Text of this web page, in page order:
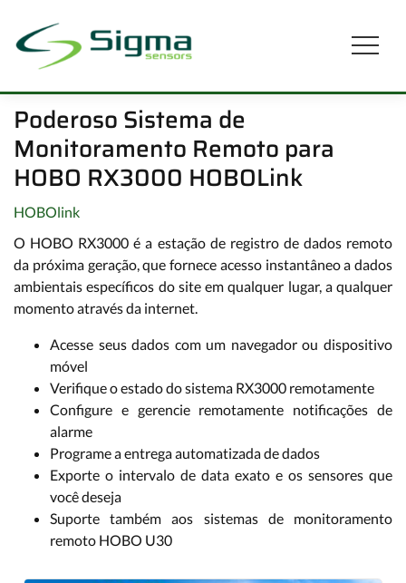
Poderoso Sistema de
Monitoramento Remoto para
HOBO RX3000 HOBOLink
HOBOlink
O HOBO RX3000 é a estação de registro de dados remoto
da próxima geração, que fornece acesso instantâneo a dados
ambientais específicos do site em qualquer lugar, a qualquer
momento através da internet.
Acesse seus dados com um navegador ou dispositivo
móvel
Verifique o estado do sistema RX3000 remotamente
Configure e gerencie remotamente notificações de
alarme
Programe a entrega automatizada de dados
Exporte o intervalo de data exato e os sensores que
você deseja
Suporte também aos sistemas de monitoramento
remoto HOBO U30